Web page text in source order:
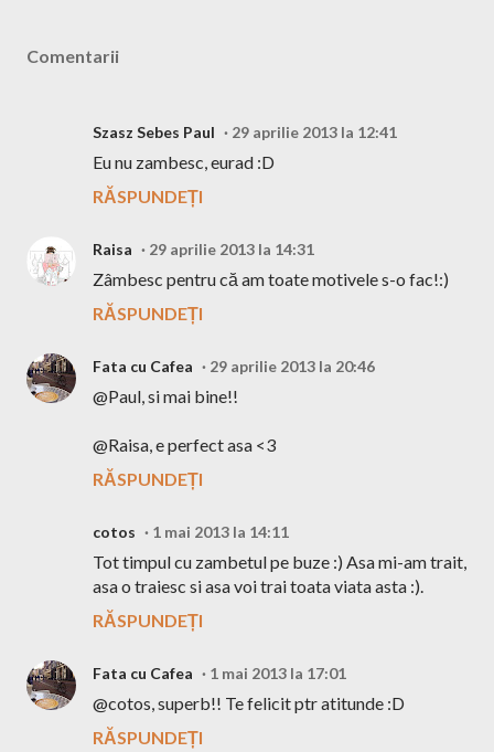
Comentarii
Szasz Sebes Paul 29 aprilie 2013 la 12:41
Eu nu zambesc, eurad :D
RĂSPUNDEȚI
Raisa 29 aprilie 2013 la 14:31
Zâmbesc pentru că am toate motivele s-o fac!:)
RĂSPUNDEȚI
Fata cu Cafea 29 aprilie 2013 la 20:46
@Paul, si mai bine!!
@Raisa, e perfect asa <3
RĂSPUNDEȚI
cotos 1 mai 2013 la 14:11
Tot timpul cu zambetul pe buze :) Asa mi-am trait,
asa o traiesc si asa voi trai toata viata asta :).
RĂSPUNDEȚI
Fata cu Cafea 1 mai 2013 la 17:01
@cotos, superb!! Te felicit ptr atitunde :D
RĂSPUNDEȚI